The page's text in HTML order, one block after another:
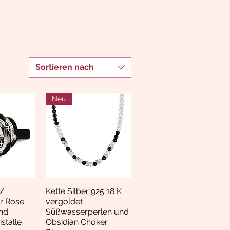
Sortieren nach
/
Rose
Schnellansicht
Neu
Kette Silber 925 18 K
vergoldet
Süßwasserperlen und
Obsidian Choker